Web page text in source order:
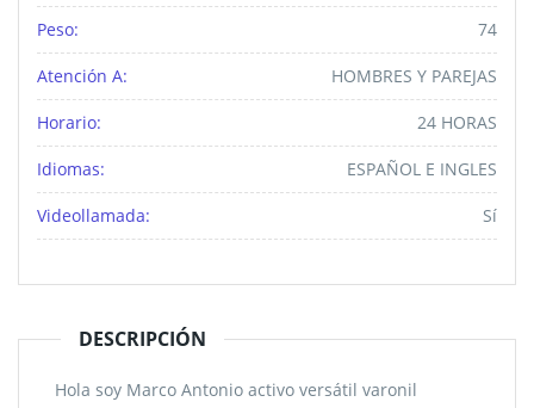
Peso: 74
Atención A: HOMBRES Y PAREJAS
Horario: 24 HORAS
Idiomas: ESPAÑOL E INGLES
Videollamada: Sí
DESCRIPCIÓN
Hola soy Marco Antonio activo versátil varonil